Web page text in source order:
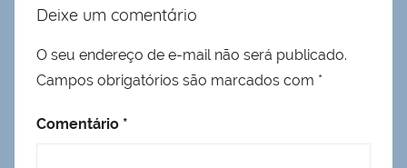
Deixe um comentário
O seu endereço de e-mail não será publicado.
Campos obrigatórios são marcados com *
Comentário *